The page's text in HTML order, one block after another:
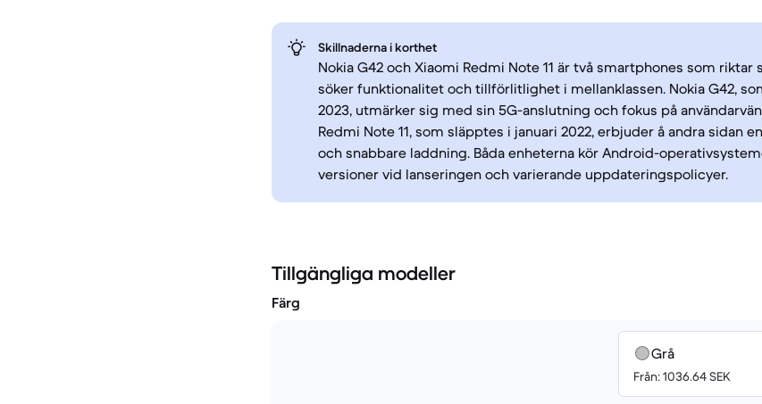
Skillnaderna i korthet
Nokia G42 och Xiaomi Redmi Note 11 är två smartphones som riktar
söker funktionalitet och tillförlitlighet i mellanklassen. Nokia G42,
2023, utmärker sig med sin 5G-anslutning och fokus på
Redmi Note 11, som släpptes i januari 2022, erbjuder å andra sidan
och snabbare laddning. Båda enheterna kör Android-
versioner vid lanseringen och varierande uppdateringspolicyer.
Tillgängliga modeller
Färg
Grå
Från: 1036.64 SEK